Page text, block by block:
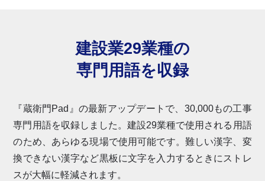
建設業29業種の
専門用語を収録
『蔵衛門Pad』の最新アップデートで、30,000もの工事
専門用語を収録しました。建設29業種で使用される用語
のため、あらゆる現場で使用可能です。難しい漢字、変
換できない漢字など黒板に文字を入力するときにストレ
スが大幅に軽減されます。